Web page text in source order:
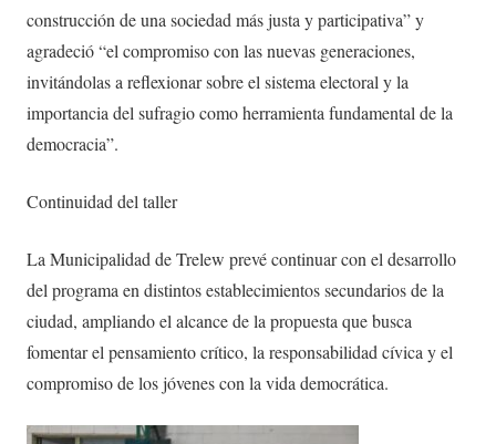
construcción de una sociedad más justa y participativa” y
agradeció “el compromiso con las nuevas generaciones,
invitándolas a reflexionar sobre el sistema electoral y la
importancia del sufragio como herramienta fundamental de la
democracia”.
Continuidad del taller
La Municipalidad de Trelew prevé continuar con el desarrollo
del programa en distintos establecimientos secundarios de la
ciudad, ampliando el alcance de la propuesta que busca
fomentar el pensamiento crítico, la responsabilidad cívica y el
compromiso de los jóvenes con la vida democrática.